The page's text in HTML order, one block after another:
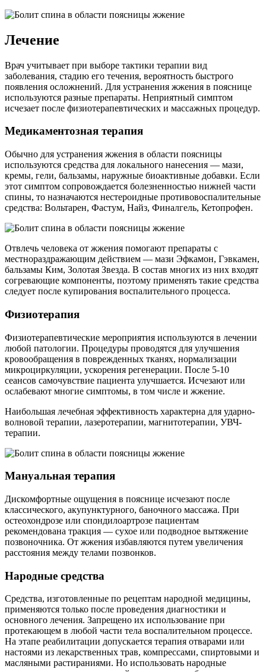
Лечение
Врач учитывает при выборе тактики терапии вид
заболевания, стадию его течения, вероятность быстрого
появления осложнений. Для устранения жжения в пояснице
используются разные препараты. Неприятный симптом
исчезает после физиотерапевтических и массажных процедур.
Медикаментозная терапия
Обычно для устранения жжения в области поясницы
используются средства для локального нанесения — мази,
кремы, гели, бальзамы, наружные биоактивные добавки. Если
этот симптом сопровождается болезненностью нижней части
спины, то назначаются нестероидные противовоспалительные
средства: Вольтарен, Фастум, Найз, Финалгель, Кетопрофен.
Отвлечь человека от жжения помогают препараты с
местнораздражающим действием — мази Эфкамон, Гэвкамен,
бальзамы Ким, Золотая Звезда. В состав многих из них входят
согревающие компоненты, поэтому применять такие средства
следует после купирования воспалительного процесса.
Физиотерапия
Физиотерапевтические мероприятия используются в лечении
любой патологии. Процедуры проводятся для улучшения
кровообращения в поврежденных тканях, нормализации
микроциркуляции, ускорения регенерации. После 5-10
сеансов самочувствие пациента улучшается. Исчезают или
ослабевают многие симптомы, в том числе и жжение.
Наибольшая лечебная эффективность характерна для ударно-
волновой терапии, лазеротерапии, магнитотерапии, УВЧ-
терапии.
Мануальная терапия
Дискомфортные ощущения в пояснице исчезают после
классического, акупунктурного, баночного массажа. При
остеохондрозе или спондилоартрозе пациентам
рекомендована тракция — сухое или подводное вытяжение
позвоночника. От жжения избавляются путем увеличения
расстояния между телами позвонков.
Народные средства
Средства, изготовленные по рецептам народной медицины,
применяются только после проведения диагностики и
основного лечения. Запрещено их использование при
протекающем в любой части тела воспалительном процессе.
На этапе реабилитации допускается терапия отварами или
настоями из лекарственных трав, компрессами, спиртовыми и
масляными растираниями. Но использовать народные